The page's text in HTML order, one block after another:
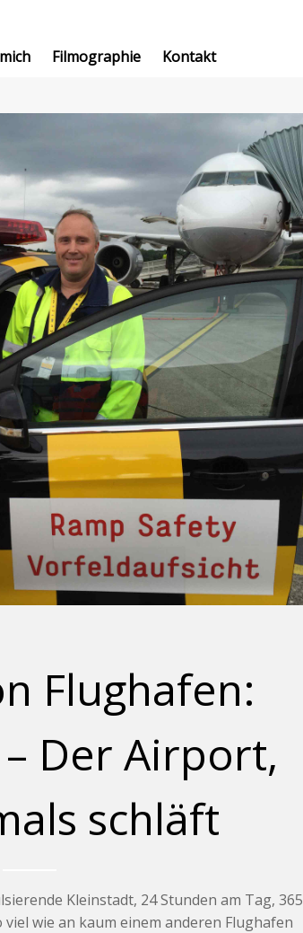
Filmographie Kontakt
Flughafen:
Der Airport,
schläft
Kleinstadt, 24 Stunden am Tag, 365
wie an kaum einem anderen Flughafen